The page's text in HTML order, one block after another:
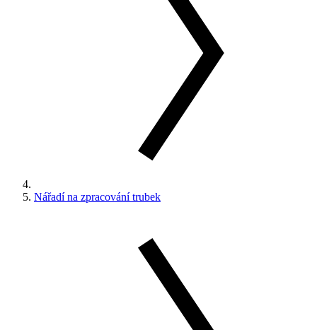
Nářadí na zpracování trubek